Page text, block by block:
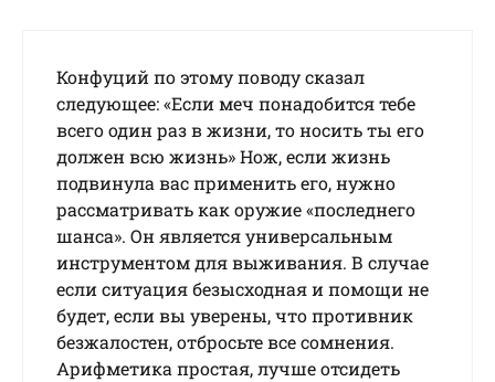
Конфуций по этому поводу сказал
следующее: «Если меч понадобится тебе
всего один раз в жизни, то носить ты его
должен всю жизнь» Нож, если жизнь
подвинула вас применить его, нужно
рассматривать как оружие «последнего
шанса». Он является универсальным
инструментом для выживания. В случае
если ситуация безысходная и помощи не
будет, если вы уверены, что противник
безжалостен, отбросьте все сомнения.
Арифметика простая, лучше отсидеть